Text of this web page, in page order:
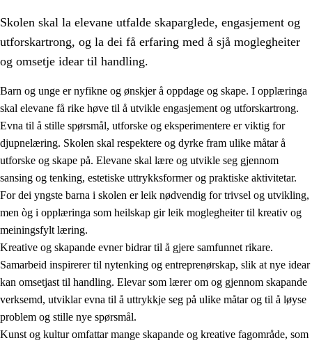
1. Verdigrunnlaget i opplæringa
1.1 Menneskeverdet
Identitet og kulturelt mangfald
1.3 Kritisk tenking og etisk bevisstheit
1.4 Skaparglede, engasjement og utforskartrong
1.5 Respekt for naturen og miljøbevisstheit
1.6 Demokrati og medverknad
Skolen skal la elevane utfalde skaparglede, engasjement og
utforskartrong, og la dei få erfaring med å sjå moglegheiter
og omsetje idear til handling.
Barn og unge er nyfikne og ønskjer å oppdage og skape. I opplæringa
skal elevane få rike høve til å utvikle engasjement og utforskartrong.
Evna til å stille spørsmål, utforske og eksperimentere er viktig for
djupnelæring. Skolen skal respektere og dyrke fram ulike måtar å
utforske og skape på. Elevane skal lære og utvikle seg gjennom
sansing og tenking, estetiske uttrykksformer og praktiske aktivitetar.
For dei yngste barna i skolen er leik nødvendig for trivsel og utvikling,
men òg i opplæringa som heilskap gir leik moglegheiter til kreativ og
meiningsfylt læring.
Kreative og skapande evner bidrar til å gjere samfunnet rikare.
Samarbeid inspirerer til nytenking og entreprenørskap, slik at nye idear
kan omsetjast til handling. Elevar som lærer om og gjennom skapande
verksemd, utviklar evna til å uttrykkje seg på ulike måtar og til å løyse
problem og stille nye spørsmål.
Kunst og kultur omfattar mange skapande og kreative fagområde, som